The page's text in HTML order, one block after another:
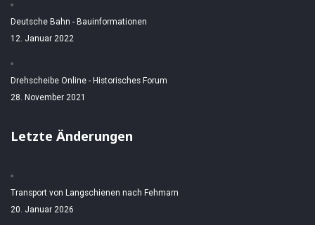
Deutsche Bahn - Bauinformationen
12. Januar 2022
Drehscheibe Online - Historisches Forum
28. November 2021
Letzte Änderungen
Transport von Langschienen nach Fehmarn
20. Januar 2026